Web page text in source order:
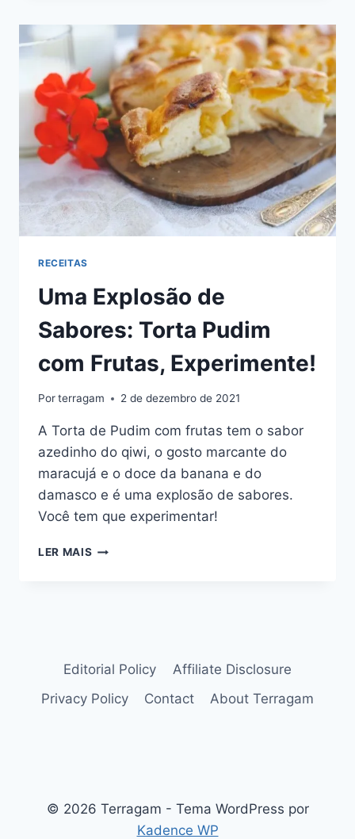
SEU
JARDIM
OU
EM
VASOS
RECEITAS
Uma Explosão de
Sabores: Torta Pudim
com Frutas, Experimente!
Porterragam 2 de dezembro de 2021
A Torta de Pudim com frutas tem o sabor
azedinho do qiwi, o gosto marcante do
maracujá e o doce da banana e do
damasco e é uma explosão de sabores.
Você tem que experimentar!
LER MAIS UMA
FRUTAS,
EXPERIMENTE!
Editorial Policy
Affiliate Disclosure
Privacy Policy
Contact About Terragam
© 2026 Terragam - Tema WordPress por
Kadence WP